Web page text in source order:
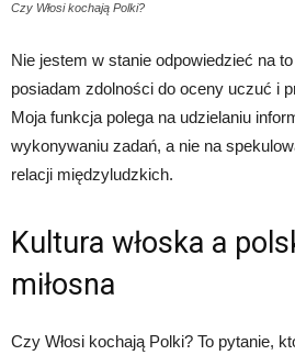
Czy Włosi kochają Polki?
Nie jestem w stanie odpowiedzieć na
posiadam zdolności do oceny uczuć i
Moja funkcja polega na udzielaniu
wykonywaniu zadań, a nie na
relacji międzyludzkich.
Kultura włoska a
miłosna
Czy Włosi kochają Polki? To pytanie,